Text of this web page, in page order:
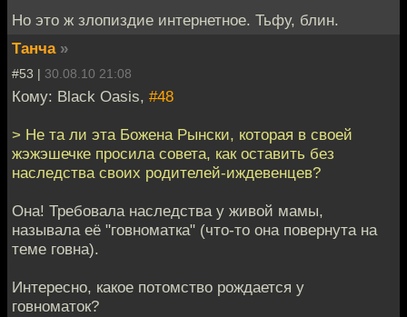
Но это ж злопиздие интернетное. Тьфу, блин.
Танча »
#53 | 30.08.10 21:08
Кому: Black Oasis, #48
> Не та ли эта Божена Рынски, которая в своей
жэжэшечке просила совета, как оставить без
наследства своих родителей-иждевенцев?
Она! Требовала наследства у живой мамы,
называла её "говноматка" (что-то она повернута на
теме говна).
Интересно, какое потомство рождается у
говноматок?